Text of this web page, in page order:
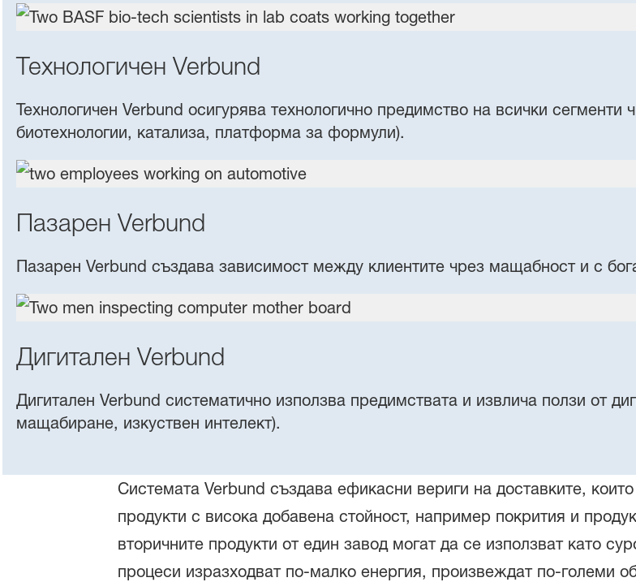
Технологичен Verbund
Технологичен Verbund осигурява технологично предимство на всички
биотехнологии, катализа, платформа за формули).
Пазарен Verbund
Пазарен Verbund създава зависимост между клиентите чрез мащабност и с
Дигитален Verbund
Дигитален Verbund систематично използва предимствата и извлича ползи от
мащабиране, изкуствен интелект).
Системата Verbund създава ефикасни вериги на доставките,
продукти с висока добавена стойност, например покрития и
вторичните продукти от един завод могат да се използват като
процеси изразходват по-малко енергия, произвеждат по-големи